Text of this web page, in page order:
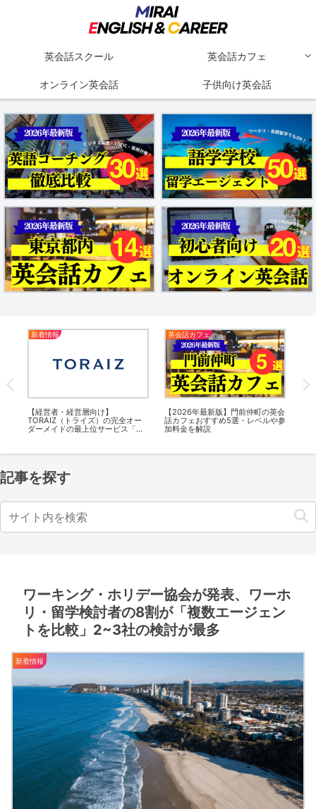
英会話スクール 英会話カフェ
オンライン英会話 子供向け英会話
新着情報
【留学エージェントウィッシュイ
ンターナショナル】秋の留学フェ
ア2025年が東京10/5(日)・大阪
英会話カフェ
【2026年最新版】越谷の英会話カ
フェおすすめ5選・レベルや参加料
金を解説
記事を探す
ワーキング・ホリデー協会が発表、ワーホ
リ・留学検討者の8割が「複数エージェン
トを比較」2~3社の検討が最多
新着情報